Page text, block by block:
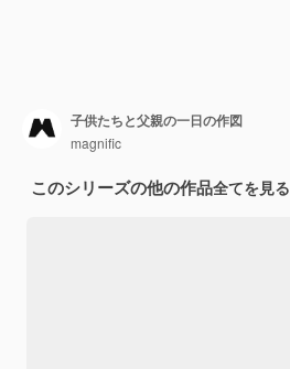
子供たちと父親の一日の作図
magnific
このシリーズの他の作品全てを見る